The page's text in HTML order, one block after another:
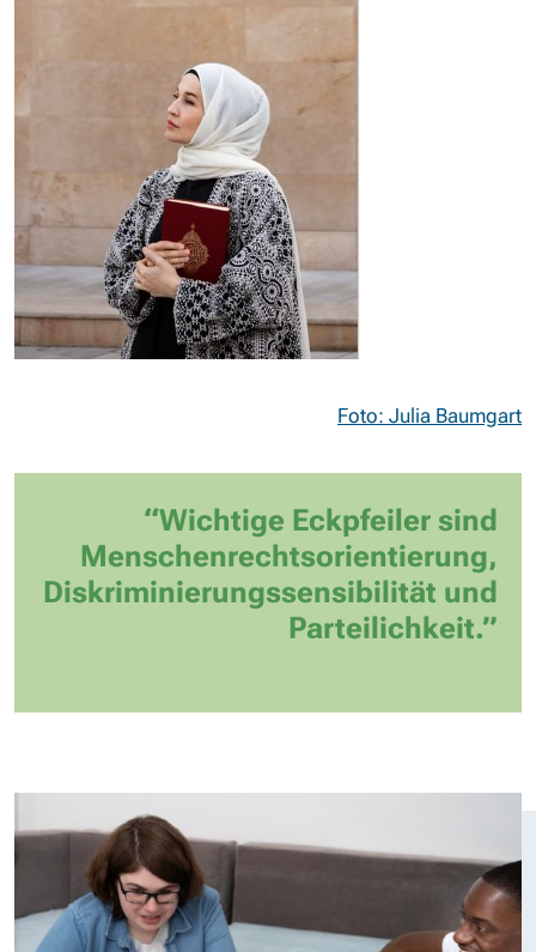
Foto: Julia Baumgart
“Wichtige Eckpfeiler sind
Menschenrechtsorientierung,
Diskriminierungssensibilität und
Parteilichkeit.”